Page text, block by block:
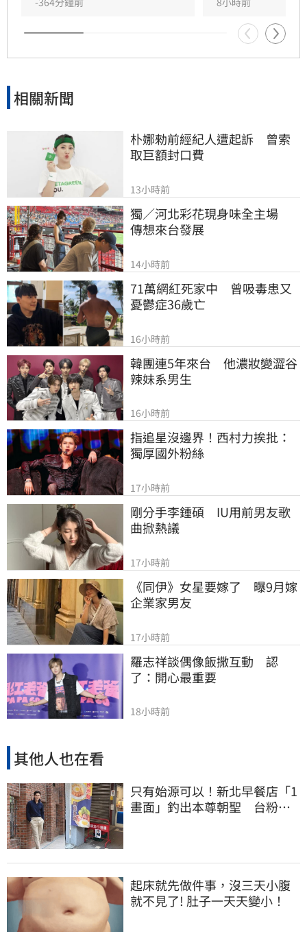
勿將群體羞辱包裝為正義，應正視每個人皆有基
本尊嚴。此番言論引起廣大共鳴，呼籲大眾正視
網路言論責任，避免網路自由成為無限傷害他人
相關新聞
朴娜勑前經紀人遭起訴　曾索
取巨額封口費
13小時前
獨／河北彩花現身味全主場
傳想來台發展
14小時前
71萬網紅死家中　曾吸毒患又
憂鬱症36歲亡
16小時前
韓團連5年來台　他濃妝變澀谷
辣妹系男生
16小時前
指追星沒邊界！西村力挨批：
獨厚國外粉絲
17小時前
剛分手李鍾碩　IU用前男友歌
曲掀熱議
17小時前
《同伊》女星要嫁了　曝9月嫁
企業家男友
17小時前
羅志祥談偶像飯撒互動　認
了：開心最重要
18小時前
其他人也在看
只有始源可以！新北早餐店「1
畫面」釣出本尊朝聖 台粉嚇
起床就先做件事，沒三天小腹
就不見了! 肚子一天天變小！